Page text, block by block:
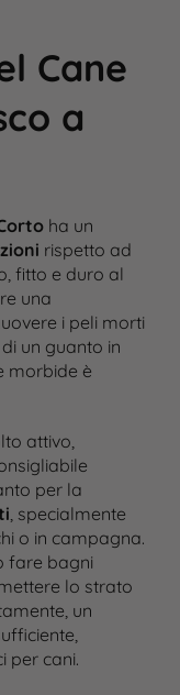
Cane
a
ha un
rispetto ad
fitto e duro al
una
i peli morti
un guanto in
morbide è
attivo,
per la
, specialmente
o in campagna.
fare bagni
lo strato
un
per cani.